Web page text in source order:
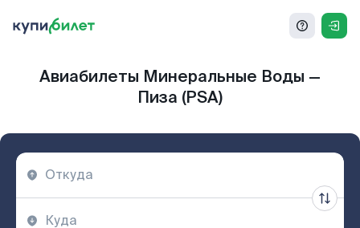
Авиабилеты Минеральные Воды —
Пиза (PSA)